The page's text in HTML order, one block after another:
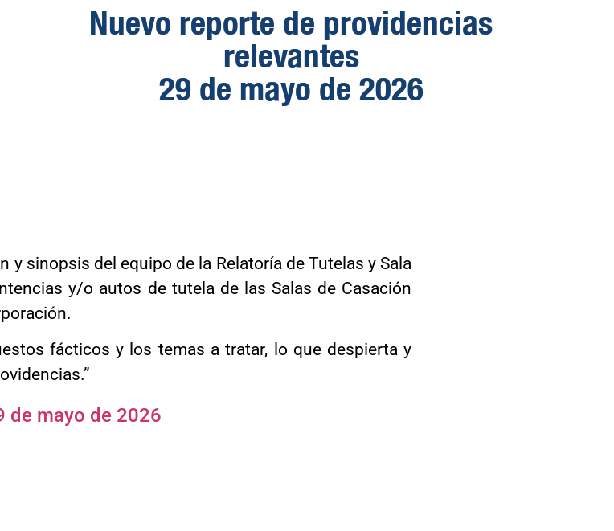
Nuevo reporte de providencias
relevantes
29 de mayo de 2026
sinopsis del equipo de la Relatoría de Tutelas y Sala
y/o autos de tutela de las Salas de Casación
fácticos y los temas a tratar, lo que despierta y
de mayo de 2026